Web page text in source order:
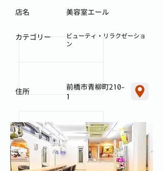
美容室エール
店名
ビューティ・リラクゼーショ
ン
カテゴリー
前橋市青柳町210-
1
住所